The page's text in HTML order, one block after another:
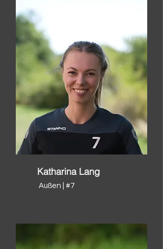
Katharina Lang
Außen | #7